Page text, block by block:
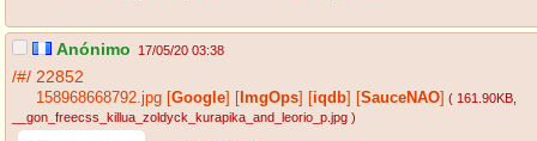
Anónimo 17/05/20 03:38
/#/ 22852
158968668792.jpg Google ImgOps iqdb SauceNAO ( 161.90KB
__gon_freecss_killua_zoldyck_kurapika_and_leorio_p.jpg )